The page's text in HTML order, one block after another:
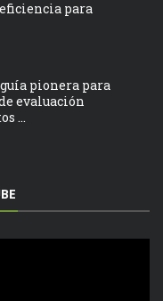
para
pionera para
evaluación
...